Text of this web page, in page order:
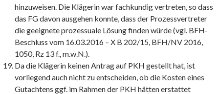
hinzuweisen. Die Klägerin war fachkundig vertreten, so dass
das FG davon ausgehen konnte, dass der Prozessvertreter
die geeignete prozessuale Lösung finden würde (vgl. BFH-
Beschluss vom 16.03.2016 – X B 202/15, BFH/NV 2016,
1050, Rz 13 f., m.w.N.).
Da die Klägerin keinen Antrag auf PKH gestellt hat, ist
vorliegend auch nicht zu entscheiden, ob die Kosten eines
Gutachtens ggf. im Rahmen der PKH hätten erstattet